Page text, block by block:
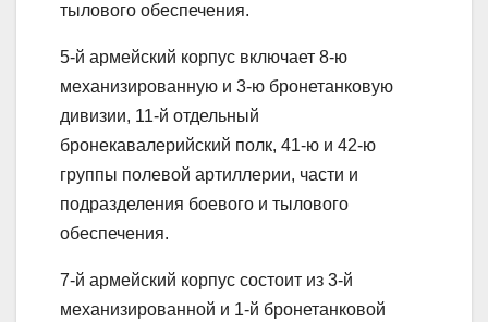
тылового обеспечения.
5-й армейский корпус включает 8-ю
механизированную и 3-ю бронетанковую
дивизии, 11-й отдельный
бронекавалерийский полк, 41-ю и 42-ю
группы полевой артиллерии, части и
подразделения боевого и тылового
обеспечения.
7-й армейский корпус состоит из 3-й
механизированной и 1-й бронетанковой